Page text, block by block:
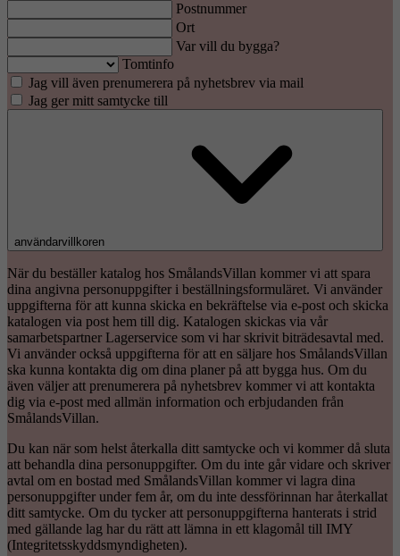
Postnummer
Ort
Var vill du bygga?
Tomtinfo
Jag vill även prenumerera på nyhetsbrev via mail
Jag ger mitt samtycke till
användarvillkoren
När du beställer katalog hos SmålandsVillan kommer vi att spara
dina angivna personuppgifter i beställningsformuläret. Vi använder
uppgifterna för att kunna skicka en bekräftelse via e-post och skicka
katalogen via post hem till dig. Katalogen skickas via vår
samarbetspartner Lagerservice som vi har skrivit biträdesavtal med.
Vi använder också uppgifterna för att en säljare hos SmålandsVillan
ska kunna kontakta dig om dina planer på att bygga hus. Om du
även väljer att prenumerera på nyhetsbrev kommer vi att kontakta
dig via e-post med allmän information och erbjudanden från
SmålandsVillan.
Du kan när som helst återkalla ditt samtycke och vi kommer då sluta
att behandla dina personuppgifter. Om du inte går vidare och skriver
avtal om en bostad med SmålandsVillan kommer vi lagra dina
personuppgifter under fem år, om du inte dessförinnan har återkallat
ditt samtycke. Om du tycker att personuppgifterna hanterats i strid
med gällande lag har du rätt att lämna in ett klagomål till IMY
(Integritetsskyddsmyndigheten).